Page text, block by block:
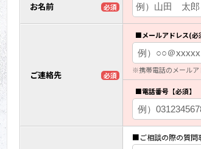
お名前 必須
ご連絡先 必須
■メールアドレス(必
※携帯電話のメールア
■電話番号【必須】
■ご相談の際の質問